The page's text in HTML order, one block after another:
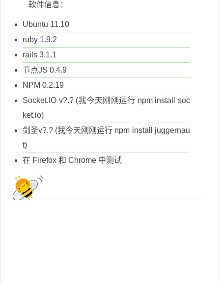
软件信息：
Ubuntu 11.10
ruby 1.9.2
rails 3.1.1
节点JS 0.4.9
NPM 0.2.19
Socket.IO v?.? (我今天刚刚运行 npm install soc
ket.io)
剑圣v?.? (我今天刚刚运行 npm install juggernau
t)
在 Firefox 和 Chrome 中测试